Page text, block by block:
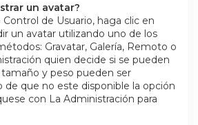
un avatar?
de Usuario, haga clic en
un avatar utilizando uno de los
Gravatar, Galería, Remoto o
quien decide si se pueden
y peso pueden ser
de que no este disponible la opción
con La Administración para